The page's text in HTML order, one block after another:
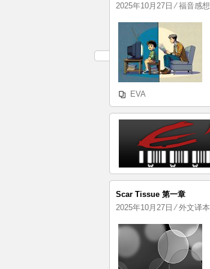
2025年10月27日 ⁄福音感想
EVA
Scar Tissue 第一章
2025年10月27日 ⁄外文译本